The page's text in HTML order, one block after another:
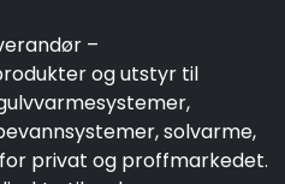
–
og utstyr til
solvarme,
privat og proffmarkedet.